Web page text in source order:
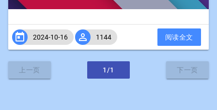
 2024-10-16  1144 阅读全文
上一页 1/1 下一页